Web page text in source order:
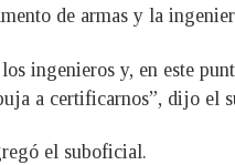
de armas y la
ingenieros y, en este
a certificarnos”, dijo el
el suboficial.